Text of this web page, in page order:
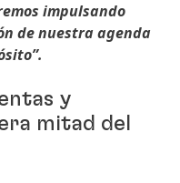
impulsando
de nuestra agenda
y
mitad del